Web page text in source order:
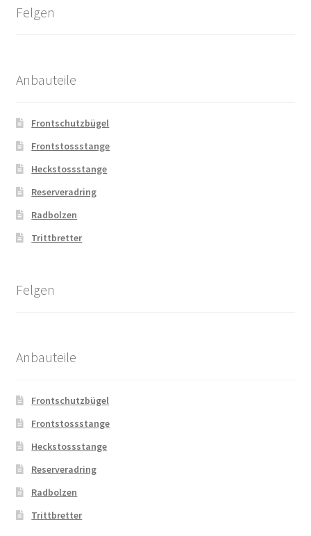
Felgen
Anbauteile
Frontschutzbügel
Frontstossstange
Heckstossstange
Reserveradring
Radbolzen
Trittbretter
Felgen
Anbauteile
Frontschutzbügel
Frontstossstange
Heckstossstange
Reserveradring
Radbolzen
Trittbretter